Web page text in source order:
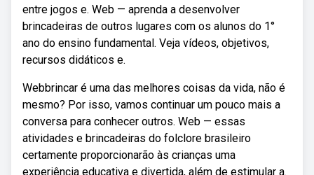
entre jogos e. Web — aprenda a desenvolver
brincadeiras de outros lugares com os alunos do 1°
ano do ensino fundamental. Veja vídeos, objetivos,
recursos didáticos e.
Webbrincar é uma das melhores coisas da vida, não é
mesmo? Por isso, vamos continuar um pouco mais a
conversa para conhecer outros. Web — essas
atividades e brincadeiras do folclore brasileiro
certamente proporcionarão às crianças uma
experiência educativa e divertida, além de estimular a.